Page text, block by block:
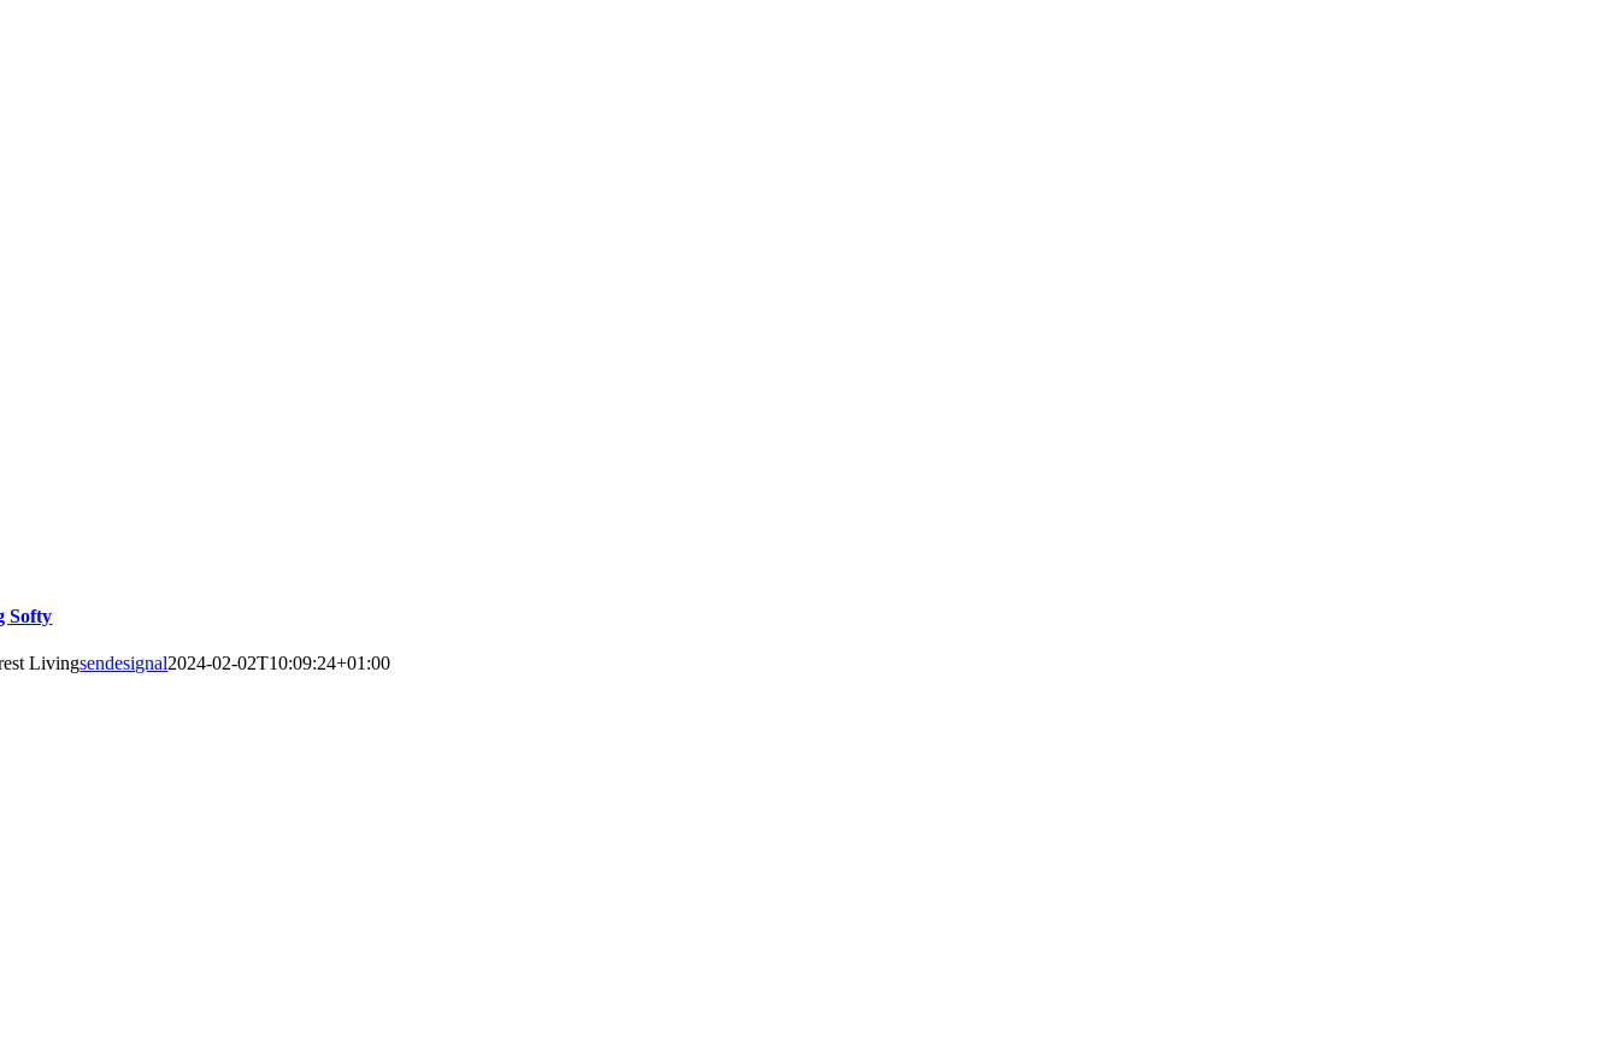
Softy
Livingsendesignal2024-02-02T10:09:24+01:00